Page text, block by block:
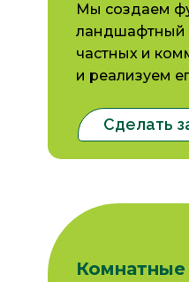
Мы создаем
ландшафтный
частных и
и реализуем
Сделать
Комнатные